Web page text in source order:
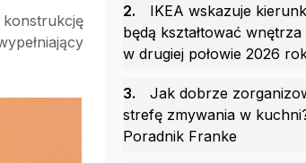
2.
IKEA wskazuje
będą kształtować wnętrza
w drugiej połowie 2026
3.
Jak dobrze
strefę zmywania w
Poradnik Franke